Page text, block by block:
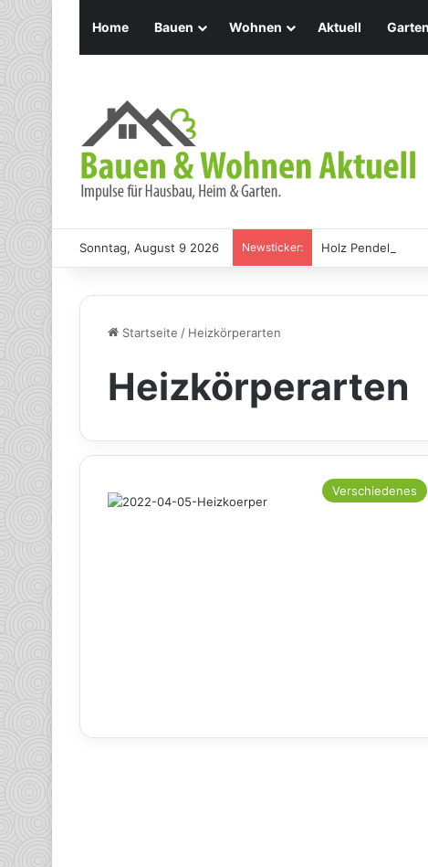
Home Bauen Wohnen Aktuell Garten
Sonntag, August 9 2026 Newsticker: Holz
Startseite / Heizkörperarten
Heizkörperarten
Verschiedenes